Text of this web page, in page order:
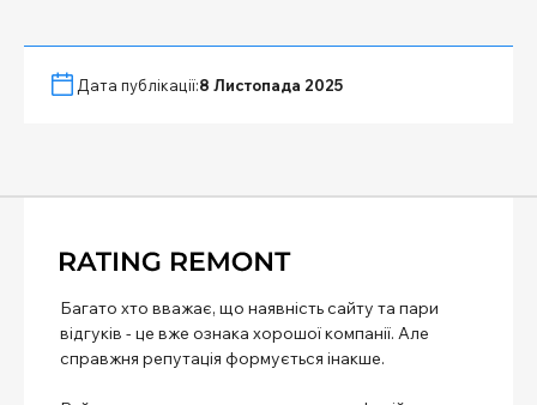
Дата публікації:8 Листопада 2025
Багато хто вважає, що наявність сайту та пари
відгуків - це вже ознака хорошої компанії. Але
справжня репутація формується інакше.